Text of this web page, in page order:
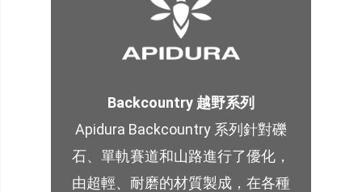
Backcountry 越野系列
Apidura Backcountry 系列針對礫
石、單軌賽道和山路進行了優化，
由超輕、耐磨的材質製成，在各種